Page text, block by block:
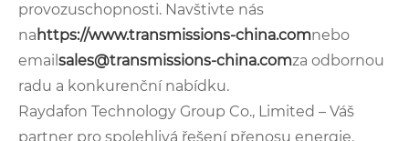
provozuschopnosti. Navštivte nás
na https://www.transmissions-china.comnebo
email sales@transmissions-china.comza odbornou
radu a konkurenční nabídku.
Raydafon Technology Group Co., Limited – Váš
partner pro spolehlivá řešení přenosu energie.